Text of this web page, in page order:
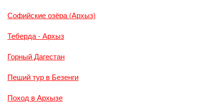
Софийские озёра (Архыз)
Теберда - Архыз
Горный Дагестан
Пеший тур в Безенги
Поход в Архызе